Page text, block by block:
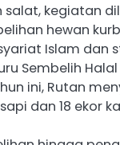
salat, kegiatan
hewan
Islam dan
Sembelih
ini, Rutan
dan 18 ekor